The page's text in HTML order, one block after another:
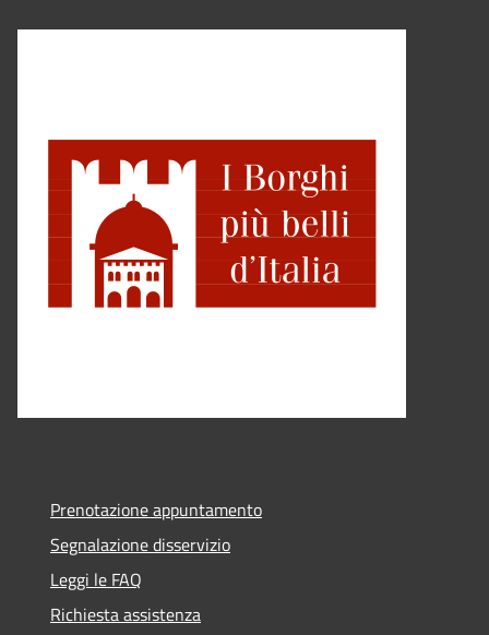
Prenotazione appuntamento
Segnalazione disservizio
Leggi le FAQ
Richiesta assistenza